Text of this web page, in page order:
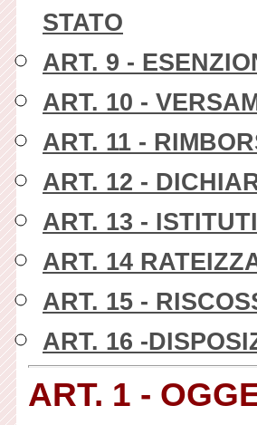
STATO
ART. 9 -
ART. 10 -
ART. 11 -
ART. 12 -
ART. 13 -
ART. 14
ART. 15 -
ART. 16 -
ART. 1 -